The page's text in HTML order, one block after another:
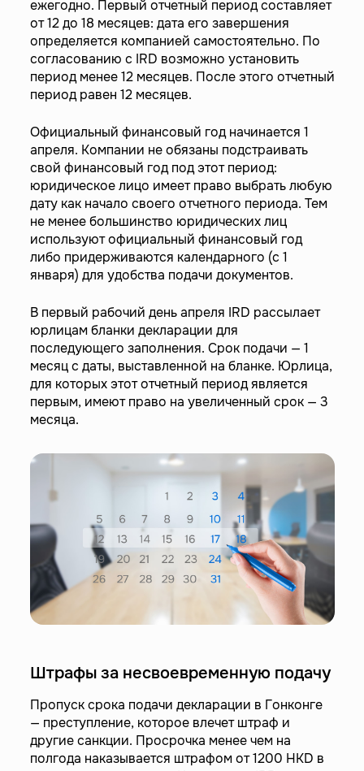
ежегодно. Первый отчетный период составляет
от 12 до 18 месяцев: дата его завершения
определяется компанией самостоятельно. По
согласованию с IRD возможно установить
период менее 12 месяцев. После этого отчетный
период равен 12 месяцев.
Официальный финансовый год начинается 1
апреля. Компании не обязаны подстраивать
свой финансовый год под этот период:
юридическое лицо имеет право выбрать любую
дату как начало своего отчетного периода. Тем
не менее большинство юридических лиц
используют официальный финансовый год
либо придерживаются календарного (с 1
января) для удобства подачи документов.
В первый рабочий день апреля IRD рассылает
юрлицам бланки декларации для
последующего заполнения. Срок подачи — 1
месяц с даты, выставленной на бланке. Юрлица,
для которых этот отчетный период является
первым, имеют право на увеличенный срок — 3
месяца.
Штрафы за несвоевременную подачу
Пропуск срока подачи декларации в Гонконге
— преступление, которое влечет штраф и
другие санкции. Просрочка менее чем на
полгода наказывается штрафом от 1200 HKD в